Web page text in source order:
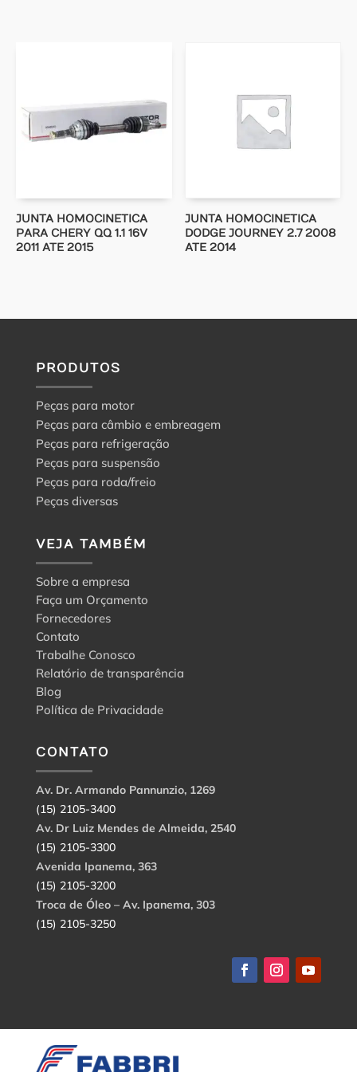
JUNTA HOMOCINETICA
PARA CHERY QQ 1.1 16V
2011 ATE 2015
JUNTA HOMOCINETICA
DODGE JOURNEY 2.7 2008
ATE 2014
PRODUTOS
Peças para motor
Peças para câmbio e embreagem
Peças para refrigeração
Peças para suspensão
Peças para roda/freio
Peças diversas
VEJA TAMBÉM
Sobre a empresa
Faça um Orçamento
Fornecedores
Contato
Trabalhe Conosco
Relatório de transparência
Blog
Política de Privacidade
CONTATO
Av. Dr. Armando Pannunzio, 1269
(15) 2105-3400
Av. Dr Luiz Mendes de Almeida, 2540
(15) 2105-3300
Avenida Ipanema, 363
(15) 2105-3200
Troca de Óleo – Av. Ipanema, 303
(15) 2105-3250